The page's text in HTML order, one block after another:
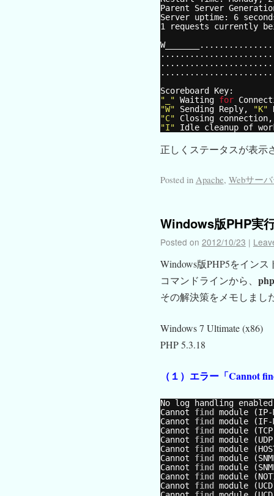
Parent Server
Server uptime: 6
1 requests currently
Scoreboard Key:
"_" Waiting for
"W"
Sending Reply, "K"
"C"
Closing
"I"
Idle cleanup of
正しくステータスが表示
Posted in Apache, Webサー
Windows版PHP実
Posted on 2012/10/23 |
Windows版PHP5をインス
コマンドラインから、
その解決策をメモしまし
Windows 7 Ultimate (x86)
PHP 5.3.18
（１）エラー「Cannot
No log handling
Cannot find
module
Cannot find
module
Cannot find
module
Cannot find
module
Cannot find
module
Cannot find
module
Cannot find
module
Cannot find
module
Cannot find
module